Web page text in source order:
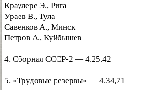
Краулере Э., Рига
Ураев В., Тула
Савенков А., Минск
Петров А., Куйбышев
4. Сборная СССР-2 — 4.25.42
5. «Трудовые резервы» — 4.34,71